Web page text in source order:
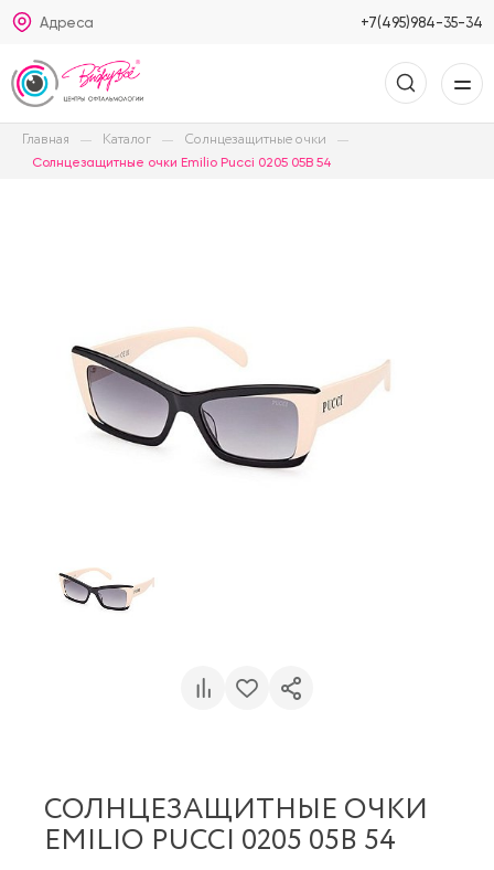
Адреса +7(495)984-35-34
Главная Каталог Солнцезащитные очки
Солнцезащитные очки Emilio Pucci 0205 05B 54
СОЛНЦЕЗАЩИТНЫЕ ОЧКИ
EMILIO PUCCI 0205 05B 54